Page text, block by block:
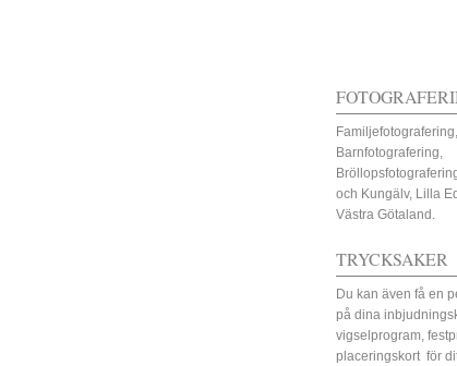
Familjefotografering,
Barnfotografering,
och Kungälv, Lilla
Västra Götaland.
TRYCKSAKER
Du kan även få en
på dina
vigselprogram,
placeringskort för